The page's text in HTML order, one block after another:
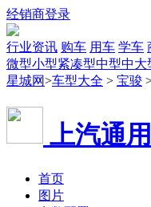
经销商登录
行业资讯 购车 用车 学车
微型小型紧凑型中型中大
星城网>车型大全 > 宝骏
上汽通
首页
图片